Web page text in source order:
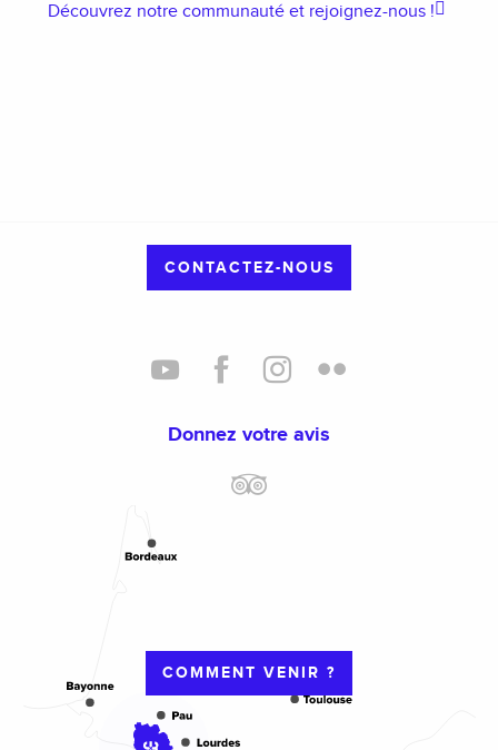
Découvrez notre communauté et rejoignez-nous !
CONTACTEZ-NOUS
Donnez votre avis
COMMENT VENIR ?